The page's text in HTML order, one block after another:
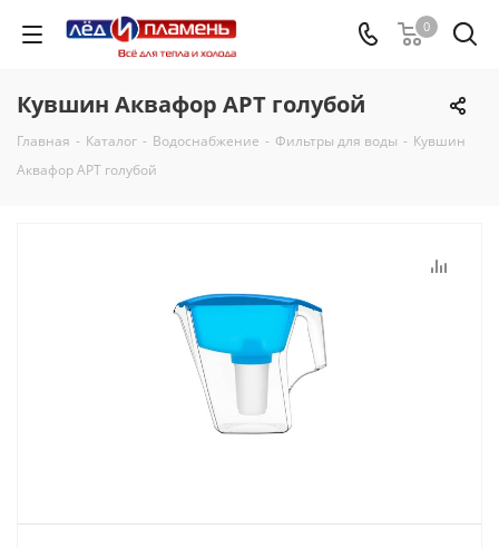
0
Кувшин Аквафор АРТ голубой
Главная - Каталог - Водоснабжение - Фильтры для воды - Кувшин
Аквафор АРТ голубой